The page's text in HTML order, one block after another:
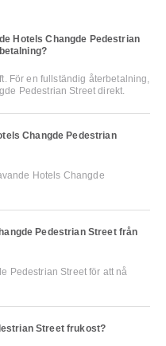
Hotels Changde Pedestrian
För en fullständig återbetalning,
Pedestrian Street direkt.
Changde Pedestrian
Hotels Changde
Pedestrian Street från
Pedestrian Street för att nå
Street frukost?